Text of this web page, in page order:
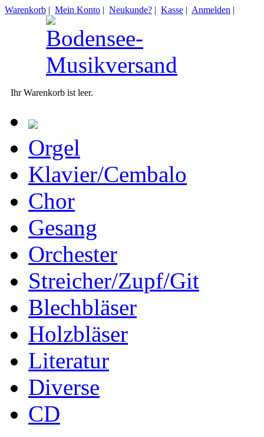
Warenkorb | Mein Konto | Neukunde? | Kasse | Anmelden |
Ihr Warenkorb ist leer.
Orgel
Klavier/Cembalo
Chor
Gesang
Orchester
Streicher/Zupf/Git
Blechbläser
Holzbläser
Literatur
Diverse
CD